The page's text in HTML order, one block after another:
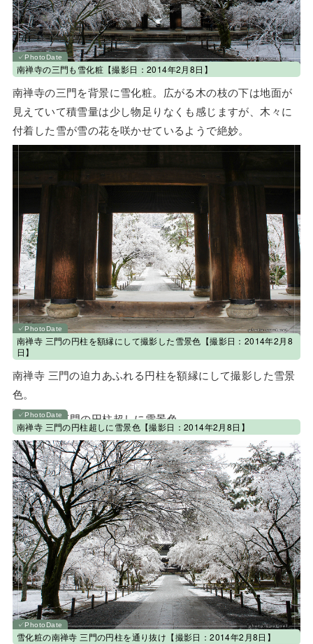
南禅寺の三門も雪化粧【撮影日：2014年2月8日】
南禅寺の三門を背景に雪化粧。広がる木の枝の下は地面が
見えていて積雪量は少し物足りなくも感じますが、木々に
付着した雪が雪の花を咲かせているようで絶妙。
南禅寺 三門の円柱を額縁にして撮影した雪景色【撮影日：2014年2月8
日】
南禅寺 三門の迫力あふれる円柱を額縁にして撮影した雪景
色。
南禅寺 三門の円柱超しに雪景色【撮影日：2014年2月8日】
雪化粧の南禅寺 三門の円柱を通り抜け【撮影日：2014年2月8日】